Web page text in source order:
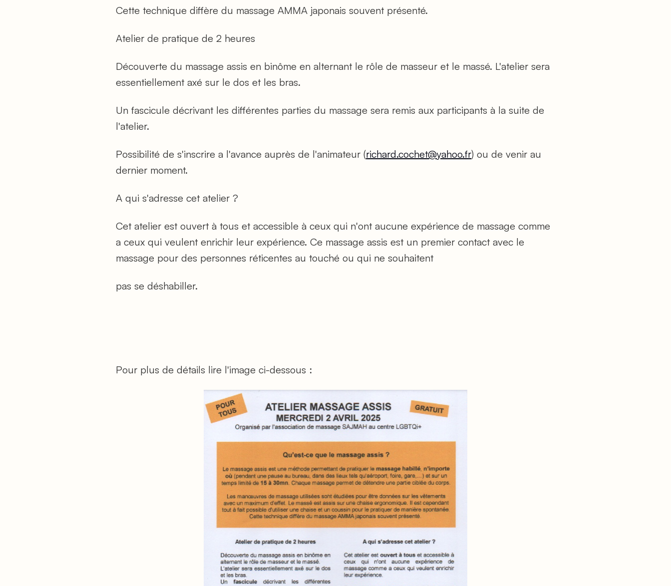
Cette technique diffère du massage AMMA japonais souvent présenté.
Atelier de pratique de 2 heures
Découverte du massage assis en binôme en alternant le rôle de masseur et le massé. L'atelier sera
essentiellement axé sur le dos et les bras.
Un fascicule décrivant les différentes parties du massage sera remis aux participants à la suite de
l'atelier.
Possibilité de s'inscrire a l'avance auprès de l'animateur (richard.cochet@yahoo.fr) ou de venir au
dernier moment.
A qui s'adresse cet atelier ?
Cet atelier est ouvert à tous et accessible à ceux qui n'ont aucune expérience de massage comme
a ceux qui veulent enrichir leur expérience. Ce massage assis est un premier contact avec le
massage pour des personnes réticentes au touché ou qui ne souhaitent
pas se déshabiller.
Pour plus de détails lire l'image ci-dessous :